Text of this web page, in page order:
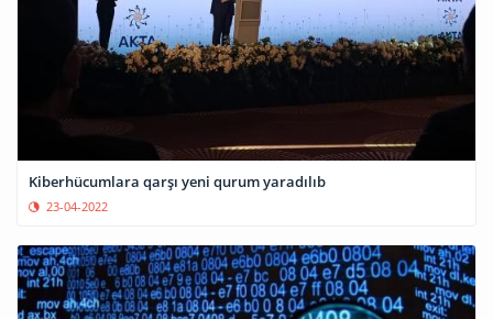
Kiberhücumlara qarşı yeni qurum yaradılıb
23-04-2022